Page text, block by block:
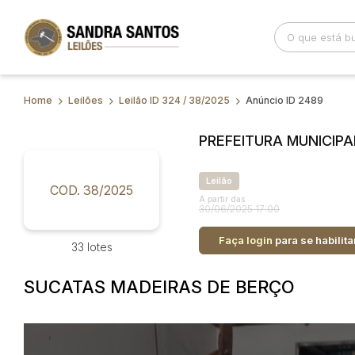
Busca por palavra-chave Categoria
Home Leilões Leilão ID 324 / 38/2025 Anúncio ID 2489
COD. 38/2025
33 lotes
PREFEITURA
Leilão
A partir das
30/06/2025 17:00
Faça login para se
SUCATAS MADEIRAS DE BERÇO